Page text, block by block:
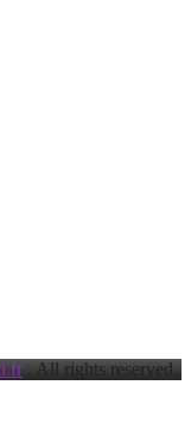
. All rights reserved.